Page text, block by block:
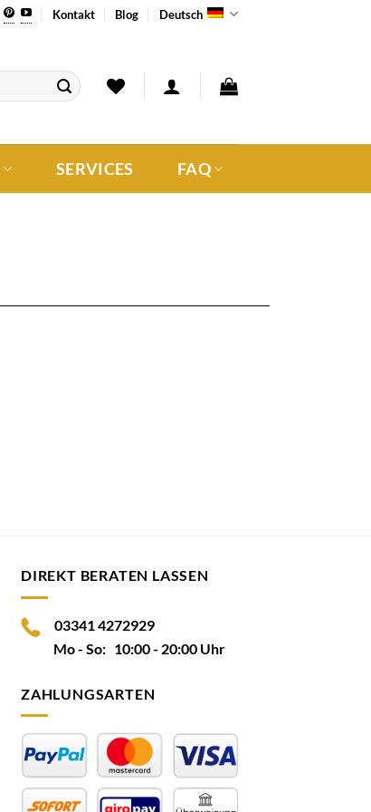
Kontakt Blog Deutsch
SERVICES FAQ
DIREKT BERATEN LASSEN
03341 4272929
Mo - So: 10:00 - 20:00 Uhr
ZAHLUNGSARTEN